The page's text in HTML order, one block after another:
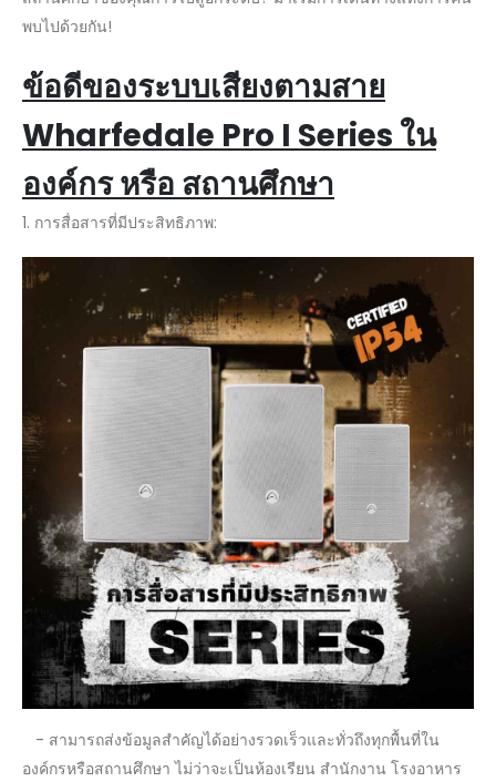
พบไปด้วยกัน!
ข้อดีของระบบเสียงตามสาย
Wharfedale Pro I Series ใน
องค์กร หรือ สถานศึกษา
1. การสื่อสารที่มีประสิทธิภาพ:
- สามารถส่งข้อมูลสำคัญได้อย่างรวดเร็วและทั่วถึงทุกพื้นที่ใน
องค์กรหรือสถานศึกษา ไม่ว่าจะเป็นห้องเรียน สำนักงาน โรงอาหาร